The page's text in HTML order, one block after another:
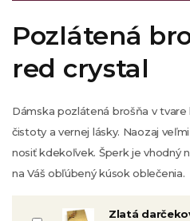
Pozlátená
red crystal
Dámska pozlátená brošňa v
čistoty a vernej lásky. Naozaj
nosiť kdekoľvek. Šperk je vhodný
na Váš obľúbený kúsok oblečenia.
Zlatá